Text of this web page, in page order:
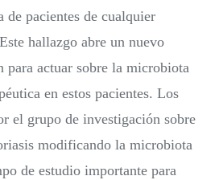
de pacientes de cualquier
hallazgo abre un nuevo
para actuar sobre la microbiota
en estos pacientes. Los
el grupo de investigación sobre
modificando la microbiota
de estudio importante para